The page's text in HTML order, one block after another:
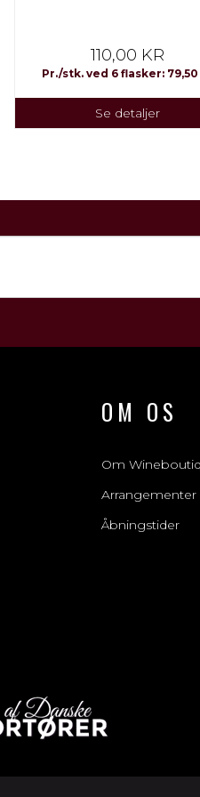
110,00 KR
Pr./stk. ved 6 flasker:
Se detaljer
OM OS
Om
Arrangementer
Åbningstider